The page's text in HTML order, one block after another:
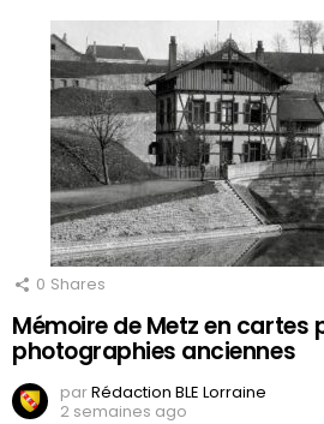
0 Shares
Mémoire de Metz en cartes
photographies anciennes
parRédaction BLE Lorraine
2 semaines ago